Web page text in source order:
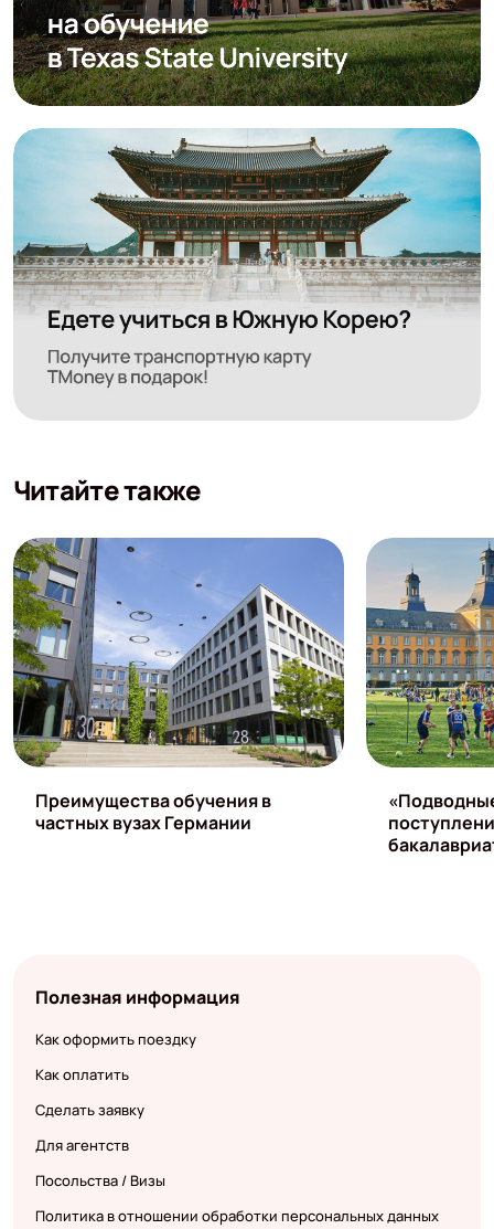
Читайте также
Преимущества обучения в
частных вузах Германии
Полезная информация
Как оформить поездку
Как оплатить
Сделать заявку
Для агентств
Посольства / Визы
Политика в отношении обработки персональных данных